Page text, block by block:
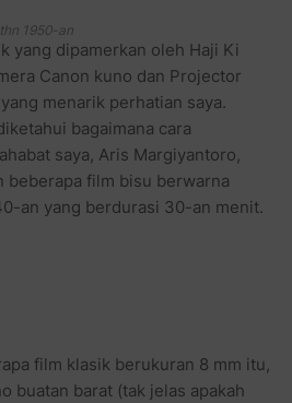
1950-an
yang dipamerkan oleh Haji Ki
Canon kuno dan Projector
menarik perhatian saya.
bagaimana cara
saya, Aris Margiyantoro,
beberapa film bisu berwarna
an yang berdurasi 30-an menit.
film klasik berukuran 8 mm itu,
buatan barat (tak jelas apakah